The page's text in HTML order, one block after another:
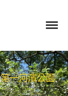
第一河濱公園